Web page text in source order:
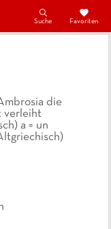
Suche Favoriten
die
verleiht
a = un